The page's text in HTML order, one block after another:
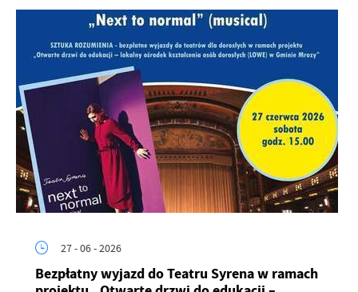
27 - 06 - 2026
Bezpłatny wyjazd do Teatru Syrena w ramach